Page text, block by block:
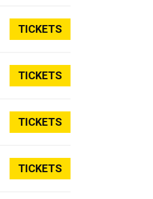
TICKETS
TICKETS
TICKETS
TICKETS